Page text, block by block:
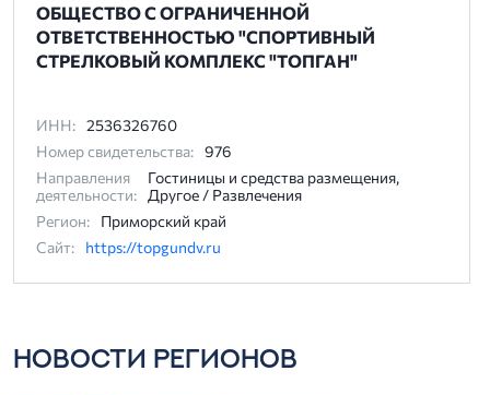
ОБЩЕСТВО С ОГРАНИЧЕННОЙ
ОТВЕТСТВЕННОСТЬЮ "СПОРТИВНЫЙ
СТРЕЛКОВЫЙ КОМПЛЕКС "ТОПГАН"
ИНН: 2536326760
Номер свидетельства: 976
Направления
деятельности:
Гостиницы и средства размещения,
Другое / Развлечения
Регион:
Приморский край
Сайт:
https://topgundv.ru
НОВОСТИ РЕГИОНОВ